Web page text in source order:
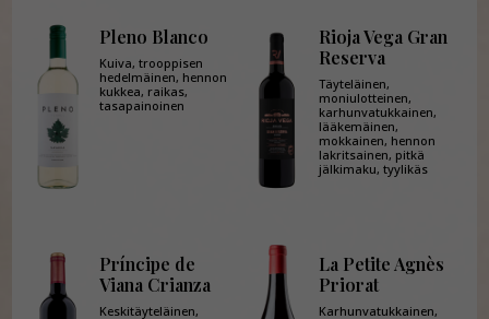
Pleno Blanco
Kuiva, trooppisen
hedelmäinen, hennon
kukkea, raikas,
tasapainoinen
Rioja Vega Gran
Reserva
Täyteläinen,
moniulotteinen,
karhunvatukkainen,
lääkemäinen,
mokkainen, hennon
lakritsainen, pitkä
jälkimaku, tyylikäs
Príncipe de
Viana Crianza
Keskitäyteläinen,
La Petite Agnès
Priorat
Karhunvatukkainen,